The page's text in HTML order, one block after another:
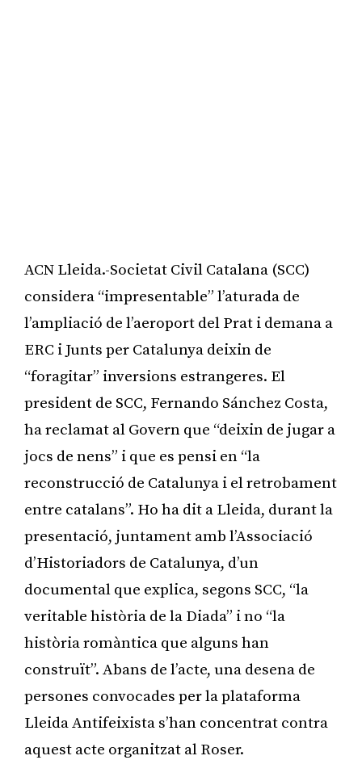
ACN Lleida.-Societat Civil Catalana (SCC)
considera “impresentable” l’aturada de
l’ampliació de l’aeroport del Prat i demana a
ERC i Junts per Catalunya deixin de
“foragitar” inversions estrangeres. El
president de SCC, Fernando Sánchez Costa,
ha reclamat al Govern que “deixin de jugar a
jocs de nens” i que es pensi en “la
reconstrucció de Catalunya i el retrobament
entre catalans”. Ho ha dit a Lleida, durant la
presentació, juntament amb l’Associació
d’Historiadors de Catalunya, d’un
documental que explica, segons SCC, “la
veritable història de la Diada” i no “la
història romàntica que alguns han
construït”. Abans de l’acte, una desena de
persones convocades per la plataforma
Lleida Antifeixista s’han concentrat contra
aquest acte organitzat al Roser.